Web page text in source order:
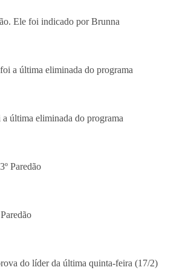
Ele foi indicado por Brunna
última eliminada do programa